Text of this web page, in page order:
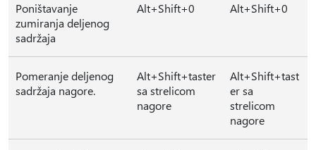
Poništavanje
zumiranja deljenog
sadržaja
Alt+Shift+0 Alt+Shift+0
Pomeranje deljenog
sadržaja nagore.
Alt+Shift+taster
sa strelicom
nagore
Alt+Shift+tast
er sa
strelicom
nagore